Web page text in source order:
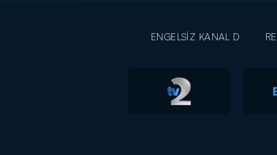
ENGELSİZ KANAL D